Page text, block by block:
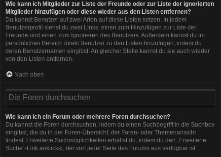
Wie kann ich Mitglieder zur Liste der Freunde oder zur Liste der ignorierten
Mitglieder hinzufügen oder diese wieder aus den Listen entfernen?
Du kannst Benutzer auf zwei Arten auf diese Listen setzen: In jedem
Benutzerprofil siehst du zwei Links: einen zum Hinzufügen zur Liste der
Freunde und einen zum Ignorieren des Benutzers. Außerdem kannst du im
persönlichen Bereich direkt Benutzer zu den Listen hinzufügen, indem du
deren Benutzernamen eingibst. An gleicher Stelle kannst du sie auch wieder
von den Listen entfernen.
Nach oben
Die Foren durchsuchen
Wie kann ich ein Forum oder mehrere Foren durchsuchen?
Du kannst die Foren durchsuchen, indem du einen Suchbegriff in die Suchbox
eingibst, die du in der Foren-Übersicht, der Foren- oder Themenansicht
findest. Erweiterte Suchmöglichkeiten erhältst du, indem du den „Erweiterte
Suche“-Link anklickst, der von jeder Seite des Forums aus verfügbar ist.